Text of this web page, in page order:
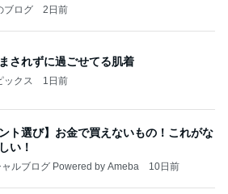
ブログ 2日前
されずに過ごせてる肌着
ックス 1日前
ント選び】お金で買えないもの！これがな
い！
ルブログ Powered by Ameba 10日前